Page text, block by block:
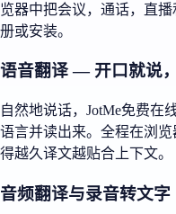
览器中把会议，通话，直
册或安装。
语音翻译 — 开口就说
自然地说话，JotMe免费在
语言并读出来。全程在浏
得越久译文越贴合上下文。
音频翻译与录音转文字